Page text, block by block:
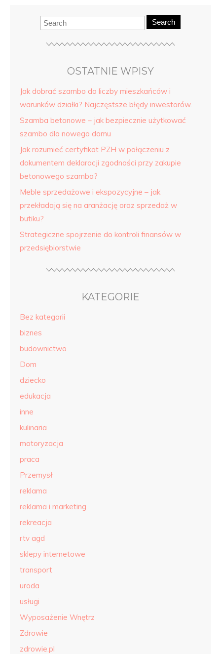
Search
OSTATNIE WPISY
Jak dobrać szambo do liczby mieszkańców i
warunków działki? Najczęstsze błędy inwestorów.
Szamba betonowe – jak bezpiecznie użytkować
szambo dla nowego domu
Jak rozumieć certyfikat PZH w połączeniu z
dokumentem deklaracji zgodności przy zakupie
betonowego szamba?
Meble sprzedażowe i ekspozycyjne – jak
przekładają się na aranżację oraz sprzedaż w
butiku?
Strategiczne spojrzenie do kontroli finansów w
przedsiębiorstwie
KATEGORIE
Bez kategorii
biznes
budownictwo
Dom
dziecko
edukacja
inne
kulinaria
motoryzacja
praca
Przemysł
reklama
reklama i marketing
rekreacja
rtv agd
sklepy internetowe
transport
uroda
usługi
Wyposażenie Wnętrz
Zdrowie
zdrowie.pl